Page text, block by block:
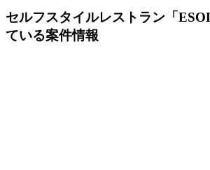
セルフスタイルレストラン「
ている案件情報